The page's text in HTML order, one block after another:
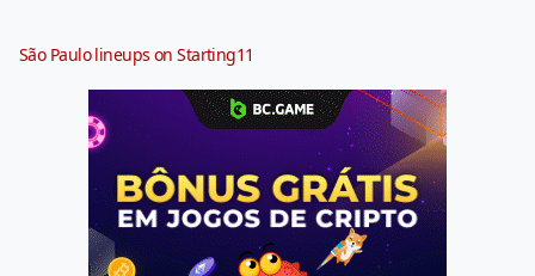
São Paulo lineups on Starting11